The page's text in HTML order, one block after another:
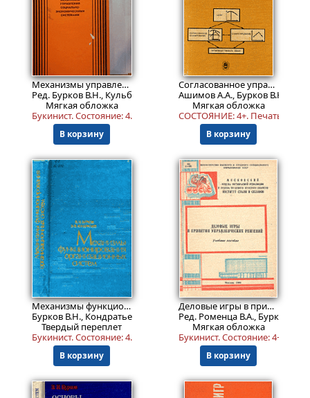
Пред.заказ! 599 ₽
Механизмы управления социально-экономическими системами: Сборник трудов
Ред. Бурков В.Н., Кульба В.В.
Мягкая обложка
Букинист.Состояние: 4.
В корзину
4199₽
Согласованное управление активными производственными системами
Ашимов А.А., Бурков В.Н.,
Мягкая обложка
СОСТОЯНИЕ: 4+. Печать
В корзину
1999 ₽
Механизмы функционирования организационных систем
Бурков В.Н., Кондратьев В.В.
Твердый переплет
Букинист.Состояние: 4. Надорван корешок. Есть погашенная
В корзину
899₽
Деловые игры в принятии управленческих решений. Учебное пособие.
Ред. Роменца В.А., Бурков
Мягкая обложка
Букинист.Состояние: 4+
В корзину